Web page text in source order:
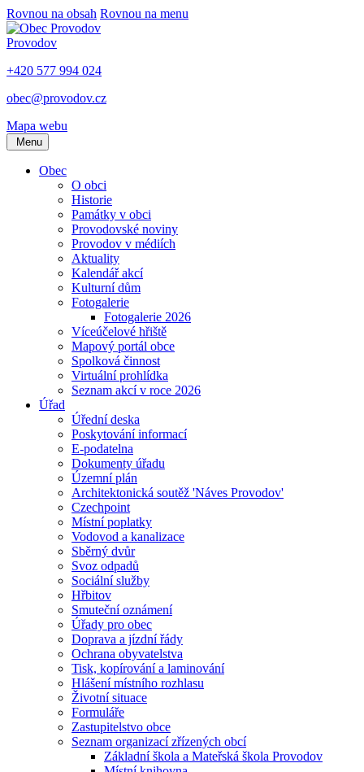
Rovnou na obsah Rovnou na menu
Provodov
+420 577 994 024
obec@provodov.cz
Mapa webu
Menu
Obec
O obci
Historie
Památky v obci
Provodovské noviny
Provodov v médiích
Aktuality
Kalendář akcí
Kulturní dům
Fotogalerie
Fotogalerie 2026
Víceúčelové hřiště
Mapový portál obce
Spolková činnost
Virtuální prohlídka
Seznam akcí v roce 2026
Úřad
Úřední deska
Poskytování informací
E-podatelna
Dokumenty úřadu
Územní plán
Architektonická soutěž 'Náves Provodov'
Czechpoint
Místní poplatky
Vodovod a kanalizace
Sběrný dvůr
Svoz odpadů
Sociální služby
Hřbitov
Smuteční oznámení
Úřady pro obec
Doprava a jízdní řády
Ochrana obyvatelstva
Tisk, kopírování a laminování
Hlášení místního rozhlasu
Životní situace
Formuláře
Zastupitelstvo obce
Seznam organizací zřízených obcí
Základní škola a Mateřská škola Provodov